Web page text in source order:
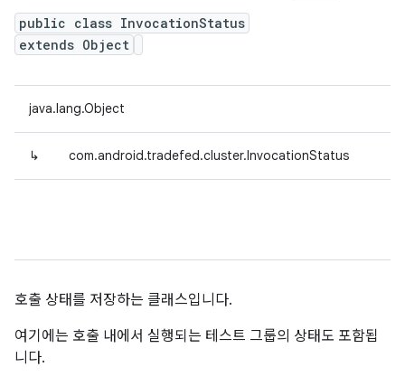
public class InvocationStatus
extends Object
java.lang.Object
↳ com.android.tradefed.cluster.InvocationStatus
호출 상태를 저장하는 클래스입니다.
여기에는 호출 내에서 실행되는 테스트 그룹의 상태도 포함됩
니다.